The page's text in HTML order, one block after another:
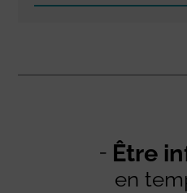
Être
en